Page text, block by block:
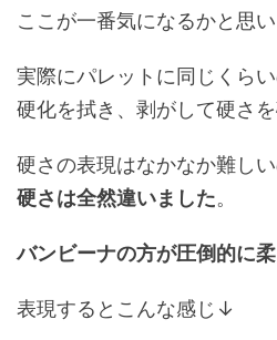
ここが一番気になるかと思い
実際にパレットに同じくら
硬化を拭き、剥がして硬さを
硬さの表現はなかなか難し
硬さは全然違いました。
バンビーナの方が圧倒的に
表現するとこんな感じ↓